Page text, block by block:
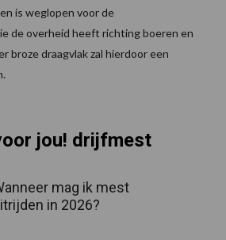
is weglopen voor de
de overheid heeft richting boeren en
broze draagvlak zal hierdoor een
jou! drijfmest
mag ik mest
in 2026?